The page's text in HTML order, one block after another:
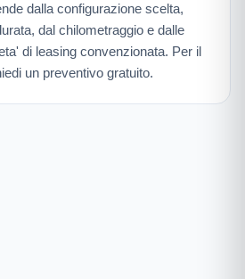
dalla configurazione scelta,
dal chilometraggio e dalle
di leasing convenzionata. Per il
un preventivo gratuito.